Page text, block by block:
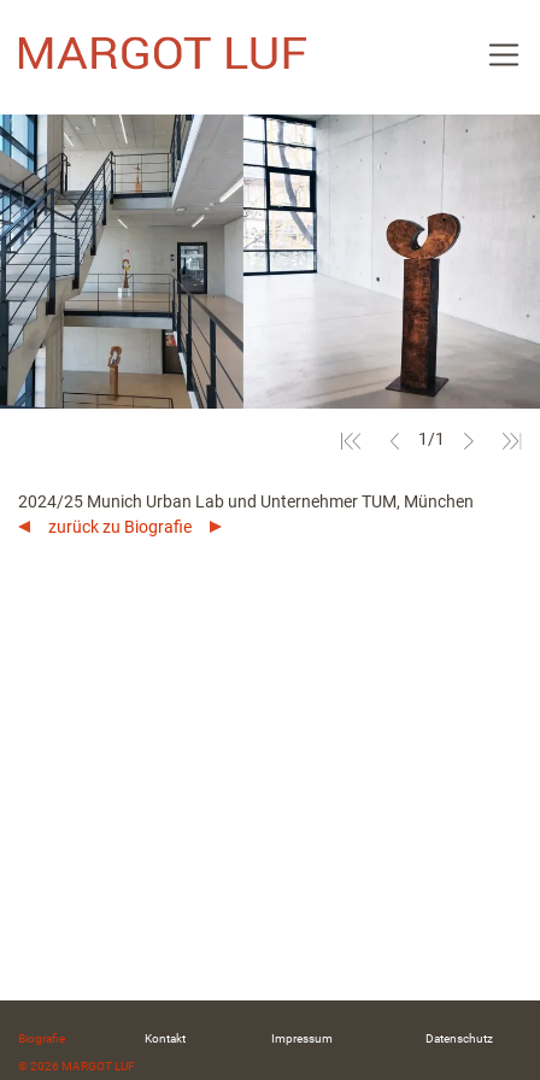
to
content
1/1
2024/25 Munich Urban Lab und Unternehmer TUM, München
zurück zu Biografie
Biografie Kontakt Impressum Datenschutz
© 2026 MARGOT LUF